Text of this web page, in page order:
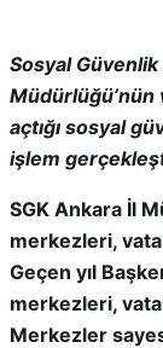
Sosyal
açtığı sosyal
işlem
SGK Ankara İl
merkezleri,
Geçen yıl
merkezleri,
Merkezler